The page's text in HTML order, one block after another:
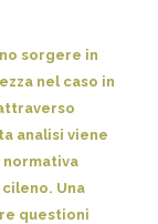
sorgere in
nel caso in
analisi viene
Una
questioni